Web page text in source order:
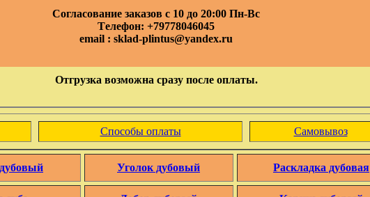
Согласование заказов с 10 до 20:00 Пн-Вс
Tелефон: +79778046045
email : sklad-plintus@yandex.ru
Отгрузка возможна сразу после оплаты.
Способы оплаты Самовывоз
Уголок дубовый Раскладка дубовая